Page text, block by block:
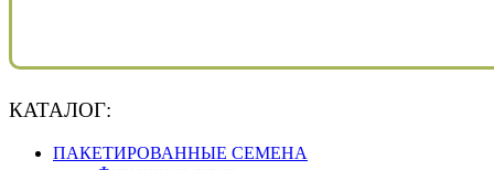
КАТАЛОГ:
ПАКЕТИРОВАННЫЕ СЕМЕНА